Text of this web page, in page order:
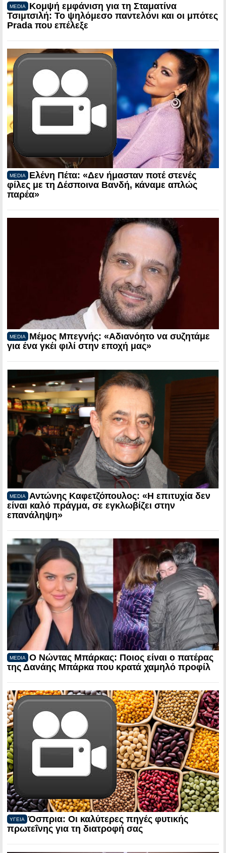
MEDIA
Κομψή εμφάνιση για τη Σταματίνα
Τσιμτσιλή: Το ψηλόμεσο παντελόνι και οι μπότες
Prada που επέλεξε
MEDIA
Ελένη Πέτα: «Δεν ήμασταν ποτέ στενές
φίλες με τη Δέσποινα Βανδή, κάναμε απλώς
παρέα»
MEDIA
Μέμος Μπεγνής: «Αδιανόητο να συζητάμε
για ένα γκέι φιλί στην εποχή μας»
MEDIA
Αντώνης Καφετζόπουλος: «Η επιτυχία δεν
είναι καλό πράγμα, σε εγκλωβίζει στην
επανάληψη»
MEDIA
Ο Νώντας Μπάρκας: Ποιος είναι ο πατέρας
της Δανάης Μπάρκα που κρατά χαμηλό προφίλ
ΥΓΕΙΑ
Όσπρια: Οι καλύτερες πηγές φυτικής
πρωτεΐνης για τη διατροφή σας